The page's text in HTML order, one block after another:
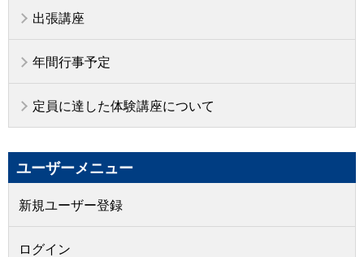
出張講座
年間行事予定
定員に達した体験講座について
ユーザーメニュー
新規ユーザー登録
ログイン